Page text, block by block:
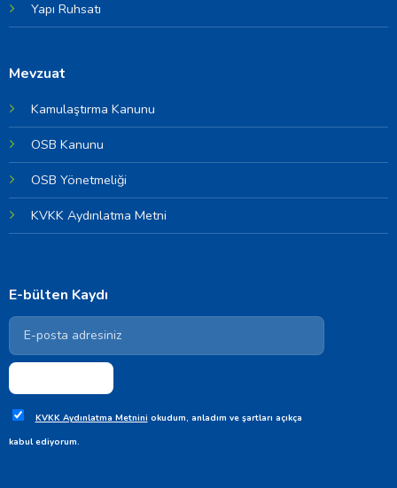
Yapı Ruhsatı
Mevzuat
Kamulaştırma Kanunu
OSB Kanunu
OSB Yönetmeliği
KVKK Aydınlatma Metni
E-bülten Kaydı
KVKK Aydınlatma Metnini okudum, anladım ve şartları açıkça
kabul ediyorum.